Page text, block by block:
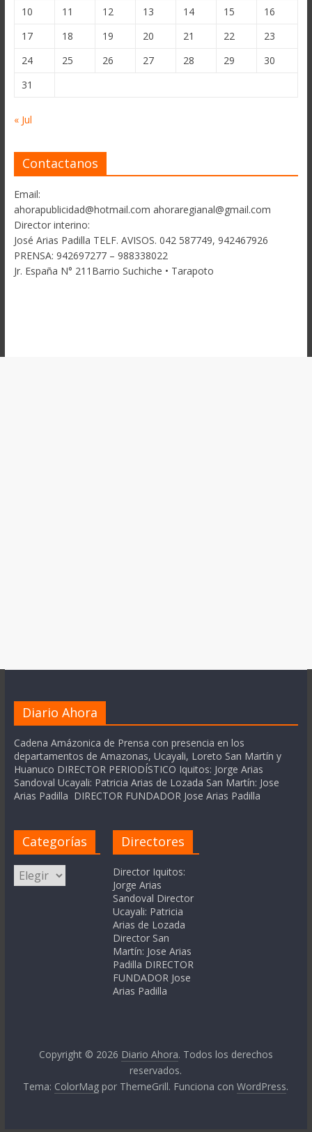
10
11 12 13 14 15
16
17
18 19 20 21 22
23
24
25 26 27 28 29
30
31
« Jul
Contactanos
Email:
ahorapublicidad@hotmail.com ahoraregianal@gmail.com
Director interino:
José Arias Padilla TELF. AVISOS. 042 587749, 942467926
PRENSA: 942697277 – 988338022
Jr. España N° 211Barrio Suchiche • Tarapoto
Diario Ahora
Cadena Amázonica de Prensa con presencia en los
departamentos de Amazonas, Ucayali, Loreto San Martín y
Huanuco DIRECTOR PERIODÍSTICO Iquitos: Jorge Arias
Sandoval Ucayali: Patricia Arias de Lozada San Martín: Jose
Arias Padilla DIRECTOR FUNDADOR Jose Arias Padilla
Categorías
Categorías
Directores
Director Iquitos:
Jorge Arias
Sandoval Director
Ucayali: Patricia
Arias de Lozada
Director San
Martín: Jose Arias
Padilla DIRECTOR
FUNDADOR Jose
Arias Padilla
Copyright © 2026 Diario Ahora. Todos los derechos
reservados.
Tema: ColorMag por ThemeGrill. Funciona conWordPress.